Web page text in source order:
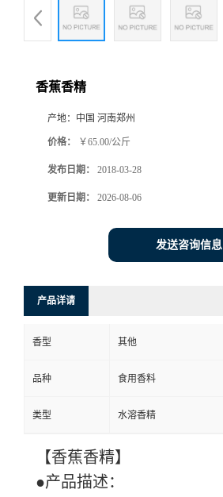
香蕉香精
产地： 中国 河南郑州
价格： ￥65.00/公斤
发布日期： 2018-03-28
更新日期： 2026-08-06
发送咨询信息
产品详请
香型 其他
品种 食用香料
类型 水溶香精
【香蕉香精】
●产品描述：